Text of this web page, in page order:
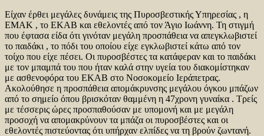
Είχαν έρθει μεγάλες δυνάμεις της Πυροσβεστικής Υπηρεσίας , η
ΕΜΑΚ , το ΕΚΑΒ και εθελοντές από τον Άγιο Ιωάννη. Τη στιγμή
που έφτασα είδα ότι γινόταν μεγάλη προσπάθεια να απεγκλωβιστεί
το παιδάκι , το πόδι του οποίου είχε εγκλωβιστεί κάτω από τον
τοίχο που είχε πέσει. Οι πυροσβέστες τα κατάφεραν και το παιδάκι
με τον μπαμπά του που ήταν καλά στην υγεία του διακομίστηκαν
με ασθενοφόρα του ΕΚΑΒ στο Νοσοκομείο Ιεράπετρας.
Ακολούθησε η προσπάθεια απομάκρυνσης μεγάλου όγκου μπάζων
από το σημείο όπου βρισκόταν θαμμένη η 47χρονη γυναίκα . Τρείς
με τέσσερις ώρες προσπαθούσαν με υπομονή και με μεγάλη
προσοχή να απομακρύνουν τα μπάζα οι πυροσβέστες και οι
εθελοντές πιστεύοντας ότι υπήρχαν ελπίδες να τη βρούν ζωντανή.